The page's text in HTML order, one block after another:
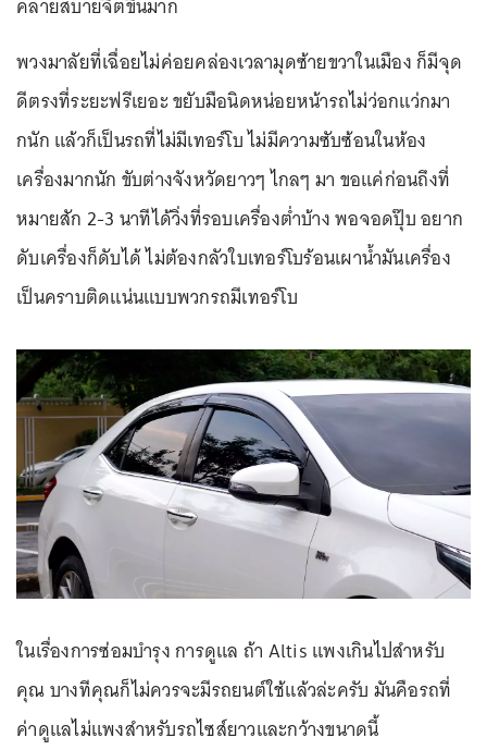
คลายสบายจิตขึ้นมาก
พวงมาลัยที่เฉื่อยไม่ค่อยคล่องเวลามุดซ้ายขวาในเมือง ก็มีจุด
ดีตรงที่ระยะฟรีเยอะ ขยับมือนิดหน่อยหน้ารถไม่ว่อกแว่กมา
กนัก แล้วก็เป็นรถที่ไม่มีเทอร์โบ ไม่มีความซับซ้อนในห้อง
เครื่องมากนัก ขับต่างจังหวัดยาวๆ ไกลๆ มา ขอแค่ก่อนถึงที่
หมายสัก 2-3 นาทีได้วิ่งที่รอบเครื่องต่ำบ้าง พอจอดปุ๊บ อยาก
ดับเครื่องก็ดับได้ ไม่ต้องกลัวใบเทอร์โบร้อนเผาน้ำมันเครื่อง
เป็นคราบติดแน่นแบบพวกรถมีเทอร์โบ
ในเรื่องการซ่อมบำรุง การดูแล ถ้า Altis แพงเกินไปสำหรับ
คุณ บางทีคุณก็ไม่ควรจะมีรถยนต์ใช้แล้วล่ะครับ มันคือรถที่
ค่าดูแลไม่แพงสำหรับรถไซส์ยาวและกว้างขนาดนี้